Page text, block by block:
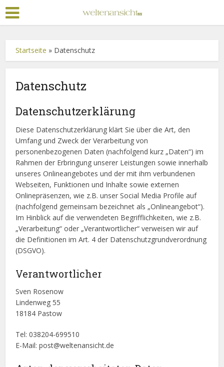
Startseite » Datenschutz
Datenschutz
Datenschutzerklärung
Diese Datenschutzerklärung klärt Sie über die Art, den
Umfang und Zweck der Verarbeitung von
personenbezogenen Daten (nachfolgend kurz „Daten“) im
Rahmen der Erbringung unserer Leistungen sowie innerhalb
unseres Onlineangebotes und der mit ihm verbundenen
Webseiten, Funktionen und Inhalte sowie externen
Onlinepräsenzen, wie z.B. unser Social Media Profile auf
(nachfolgend gemeinsam bezeichnet als „Onlineangebot“).
Im Hinblick auf die verwendeten Begrifflichkeiten, wie z.B.
„Verarbeitung“ oder „Verantwortlicher“ verweisen wir auf
die Definitionen im Art. 4 der Datenschutzgrundverordnung
(DSGVO).
Verantwortlicher
Sven Rosenow
Lindenweg 55
18184 Pastow
Tel: 038204-699510
E-Mail: post@weltenansicht.de